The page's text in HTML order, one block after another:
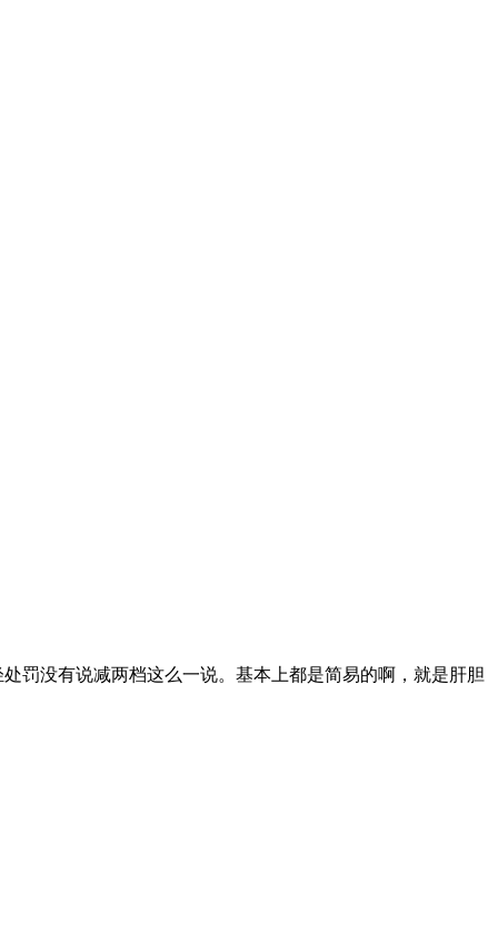
罚没有说减两档这么一说。基本上都是简易的啊，就是肝胆